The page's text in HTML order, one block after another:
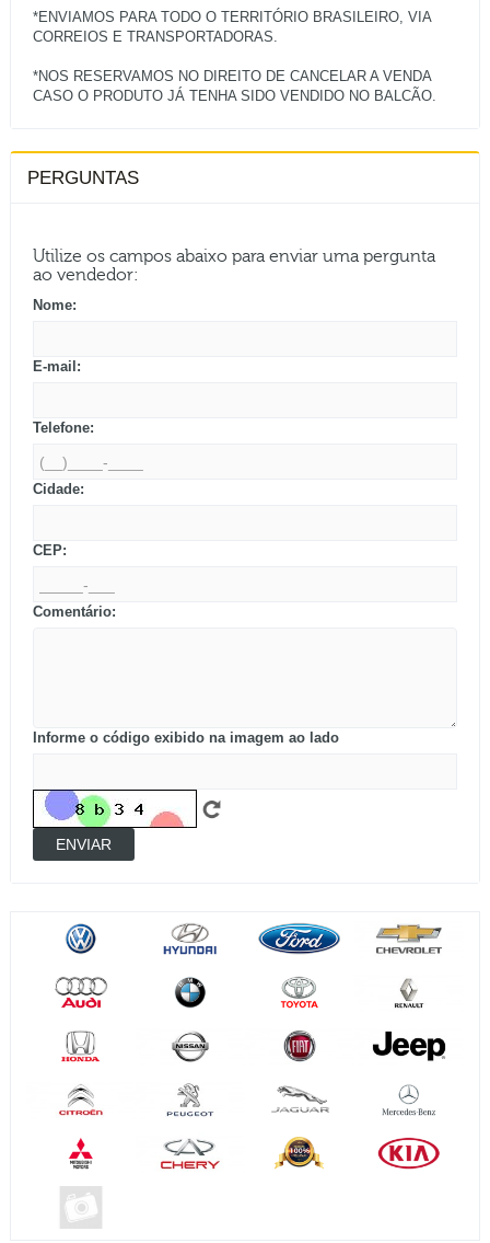
*ENVIAMOS PARA TODO O TERRITÓRIO BRASILEIRO, VIA
CORREIOS E TRANSPORTADORAS.
*NOS RESERVAMOS NO DIREITO DE CANCELAR A VENDA
PERGUNTAS
Utilize os campos abaixo para enviar uma pergunta
ao vendedor:
Nome:
E-mail:
Telefone:
Cidade:
CEP:
Comentário:
Informe o código exibido na imagem ao lado
ENVIAR